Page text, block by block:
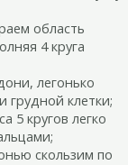
область
4 круга
легонько
грудной клетки;
5 кругов легко
скользим по